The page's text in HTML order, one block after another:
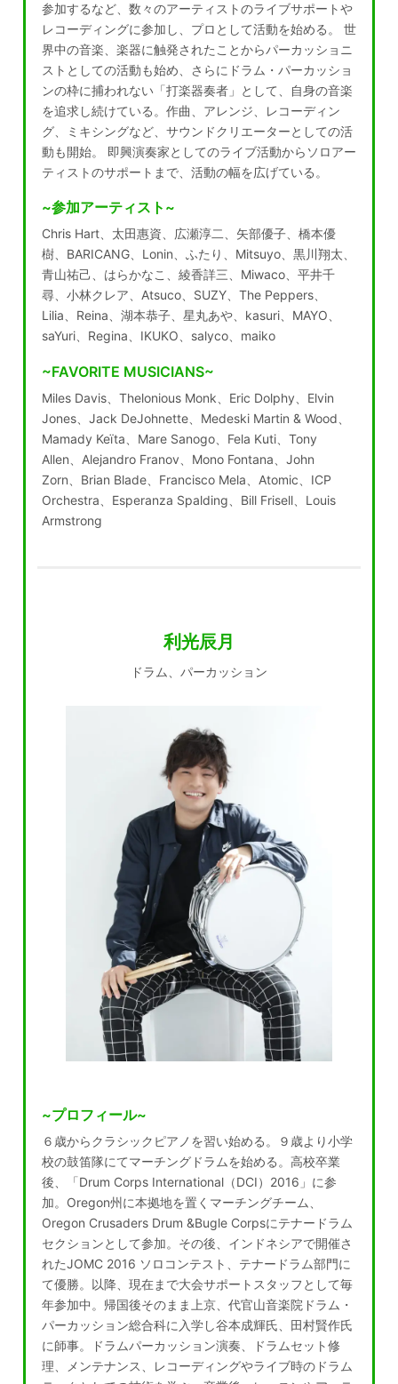
参加するなど、数々のアーティストのライブサポートや
レコーディングに参加し、プロとして活動を始める。 世
界中の音楽、楽器に触発されたことからパーカッショニ
ストとしての活動も始め、さらにドラム・パーカッショ
ンの枠に捕われない「打楽器奏者」として、自身の音楽
を追求し続けている。 作曲、アレンジ、レコーディン
グ、ミキシングなど、サウンドクリエーターとしての活
動も開始。 即興演奏家としてのライブ活動からソロアー
ティストのサポートまで、活動の幅を広げている。
~参加アーティスト~
Chris Hart、太田惠資、広瀬淳二、矢部優子、橋本優
樹、BARICANG、Lonin、ふたり、Mitsuyo、黒川翔太、
青山祐己、はらかなこ、綾香詳三、Miwaco、平井千
尋、小林クレア、Atsuco、SUZY、The Peppers、
Lilia、Reina、湖本恭子、星丸あや、kasuri、MAYO、
saYuri、Regina、IKUKO、salyco、maiko
~FAVORITE MUSICIANS~
Miles Davis、Thelonious Monk、Eric Dolphy、Elvin
Jones、Jack DeJohnette、Medeski Martin & Wood、
Mamady Keïta、Mare Sanogo、Fela Kuti、Tony
Allen、Alejandro Franov、Mono Fontana、John
Zorn、Brian Blade、Francisco Mela、Atomic、ICP
Orchestra、Esperanza Spalding、Bill Frisell、Louis
Armstrong
利光辰月
ドラム、パーカッション
~プロフィール~
６歳からクラシックピアノを習い始める。９歳より小学
校の鼓笛隊にてマーチングドラムを始める。高校卒業
後、「Drum Corps International（DCI）2016」に参
加。Oregon州に本拠地を置くマーチングチーム、
Oregon Crusaders Drum &Bugle Corpsにテナードラム
セクションとして参加。その後、インドネシアで開催さ
れたJOMC 2016 ソロコンテスト、テナードラム部門に
て優勝。以降、現在まで大会サポートスタッフとして毎
年参加中。帰国後そのまま上京、代官山音楽院ドラム・
パーカッション総合科に入学し谷本成輝氏、田村賢作氏
に師事。ドラムパーカッション演奏、ドラムセット修
理、メンテナンス、レコーディングやライブ時のドラム